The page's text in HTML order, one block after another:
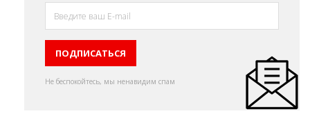
Не беспокойтесь, мы ненавидим спам